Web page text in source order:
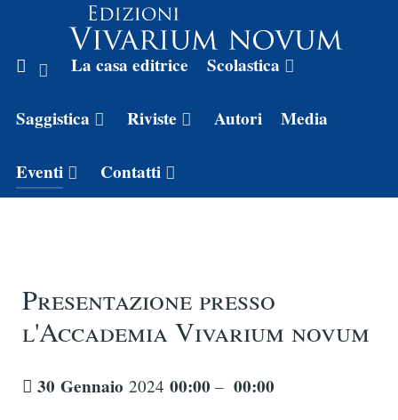
La casa editrice Scolastica
Saggistica Riviste Autori Media
Eventi Contatti
Presentazione presso
l'Accademia Vivarium novum
30 Gennaio 2024 00:00 – 00:00